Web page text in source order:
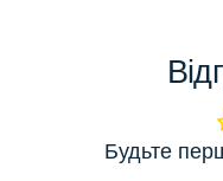
Будьте